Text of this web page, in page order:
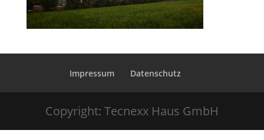
Impressum Datenschutz
Copyright: Tecnexx Haus GmbH